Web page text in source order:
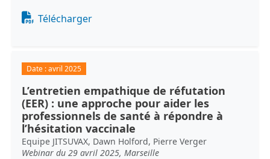
Document
Télécharger
Date :avril 2025
L’entretien empathique de réfutation
(EER) : une approche pour aider les
professionnels de santé à répondre à
l’hésitation vaccinale
Equipe JITSUVAX, Dawn Holford, Pierre Verger
Webinar du 29 avril 2025, Marseille